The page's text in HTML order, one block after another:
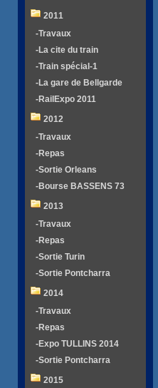
2011
-Travaux
-La cite du train
-Train spécial-1
-La gare de Bellgarde
-RailExpo 2011
2012
-Travaux
-Repas
-Sortie Orleans
-Bourse BASSENS 73
2013
-Travaux
-Repas
-Sortie Turin
-Sortie Pontcharra
2014
-Travaux
-Repas
-Expo TULLINS 2014
-Sortie Pontcharra
2015